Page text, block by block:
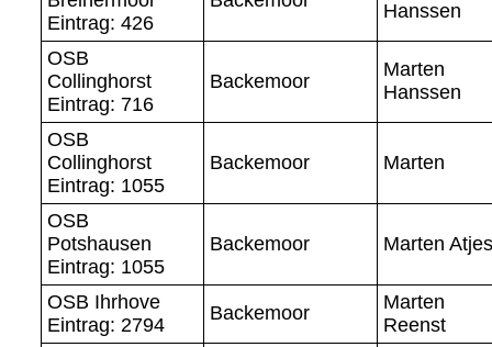
Eintrag: 426
Hanssen
OSB
Collinghorst
Eintrag: 716
Backemoor
Marten
Hanssen
OSB
Collinghorst
Eintrag: 1055
Backemoor Marten
OSB
Potshausen
Eintrag: 1055
Backemoor Marten Atjes
OSB Ihrhove
Eintrag: 2794
Backemoor
Marten
Reenst